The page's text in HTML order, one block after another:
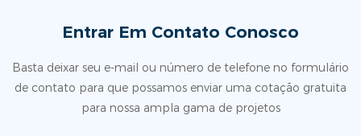
Entrar Em Contato Conosco
Basta deixar seu e-mail ou número de telefone no formulário
de contato para que possamos enviar uma cotação gratuita
para nossa ampla gama de projetos